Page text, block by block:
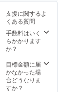
支援に関するよ
くある質問
手数料はいく
らかかります
か？
目標金額に届
かなかった場
合どうなりま
すか？